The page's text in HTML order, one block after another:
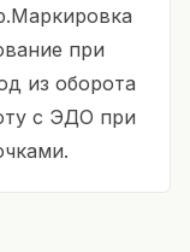
при
из оборота
с ЭДО при